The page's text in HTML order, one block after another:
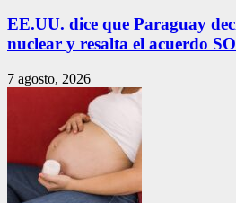
EE.UU. dice que Paraguay
nuclear y resalta el acuerdo
7 agosto, 2026